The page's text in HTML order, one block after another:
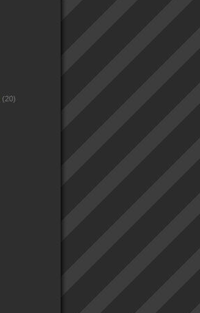
(20)